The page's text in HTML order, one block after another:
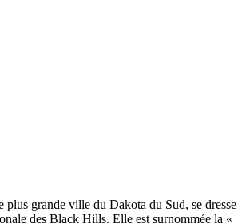
plus grande ville du Dakota du Sud, se dresse
des Black Hills. Elle est surnommée la «